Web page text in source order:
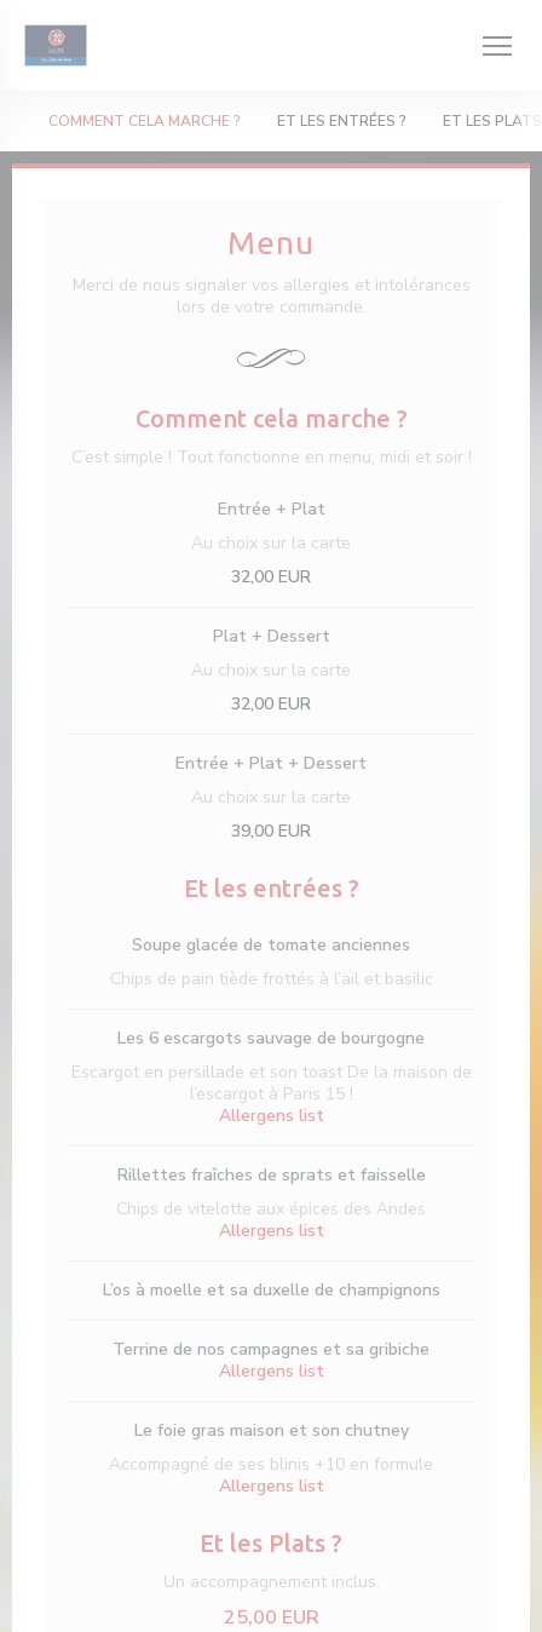
Menu
Merci de nous signaler vos allergies et intolérances
lors de votre commande.
Comment cela marche ?
C’est simple ! Tout fonctionne en menu, midi et soir !
Entrée + Plat
Au choix sur la carte
32,00 EUR
Plat + Dessert
Au choix sur la carte
32,00 EUR
Entrée + Plat + Dessert
Au choix sur la carte
39,00 EUR
Et les entrées ?
Soupe glacée de tomate anciennes
Chips de pain tiède frottés à l’ail et basilic
Les 6 escargots sauvage de bourgogne
Escargot en persillade et son toast De la maison de
l’escargot à Paris 15 !
Allergens list
Rillettes fraîches de sprats et faisselle
Chips de vitelotte aux épices des Andes
Allergens list
L’os à moelle et sa duxelle de champignons
Terrine de nos campagnes et sa gribiche
Allergens list
Le foie gras maison et son chutney
Accompagné de ses blinis +10 en formule
Allergens list
Et les Plats ?
Un accompagnement inclus.
25,00 EUR
COMMENT CELA MARCHE ? ET LES ENTRÉES ? ET LES